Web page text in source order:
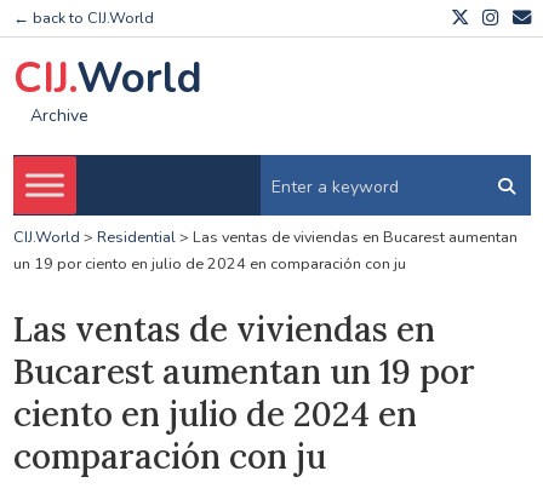
← back to CIJ.World
CIJ.World
Archive
CIJ.World > Residential> Las ventas de viviendas en Bucarest aumentan
un 19 por ciento en julio de 2024 en comparación con ju
Las ventas de viviendas en
Bucarest aumentan un 19 por
ciento en julio de 2024 en
comparación con ju